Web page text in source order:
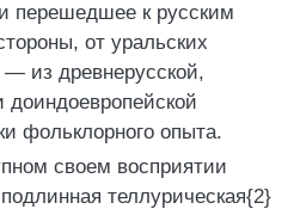
перешедшее к русским
от уральских
— из древнерусской,
фольклорного опыта.
своем восприятии
теллурическая{2}